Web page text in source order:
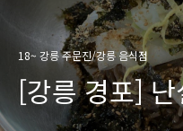
18~ 강릉 주문진/강릉 음식점
[강릉 경포]